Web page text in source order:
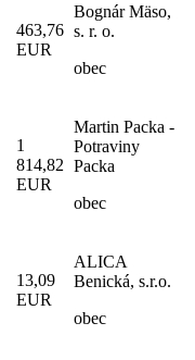
463,76
EUR
Bognár Mäso,
s. r. o.
obec
1
814,82
EUR
Martin Packa -
Potraviny
Packa
obec
13,09
EUR
ALICA
Benická, s.r.o.
obec